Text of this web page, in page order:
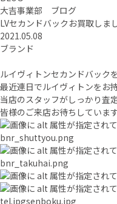
大吉事業部 ブログ
LVセカンドバックお買取しま
2021.05.08
ブランド
ルイヴィトンセカンドバック
最近連日でルイヴィトンをお
当店のスタッフがしっかり査
皆様のご来店お待ちしています